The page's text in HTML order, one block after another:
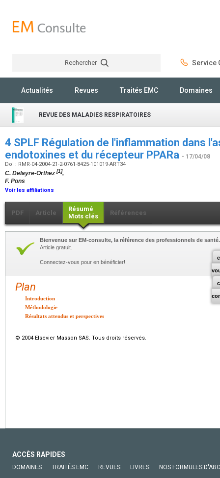
Rechercher Service
Actualités Revues Traités EMC Domaines
REVUE DES MALADIES RESPIRATOIRES
4 SPLF Régulation de l'inflammation dans
endotoxines et du récepteur PPARa - 17/04/08
Doi : RMR-04-2004-21-2-0761-8425-101019-ART34
C. Delayre-Orthez [1],
F. Pons
Voir les affiliations
PDF Article
Résumé
Mots clés
Références
Bienvenue sur EM-consulte, la référence des professionnels de santé.
Article gratuit.
Connectez-vous pour en bénéficier!
Plan
Introduction
Méthodologie
Résultats attendus et perspectives
© 2004 Elsevier Masson SAS. Tous droits réservés.
ACCÈS RAPIDES
DOMAINES TRAITÉS EMC REVUES LIVRES NOS FORMULES